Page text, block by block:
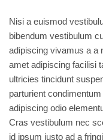
Nisi a euismod
bibendum vestibulum
adipiscing vivamus a a
amet adipiscing facilisi
ultricies tincidunt
parturient
adipiscing odio
Cras vestibulum nec
id ipsum justo ad a